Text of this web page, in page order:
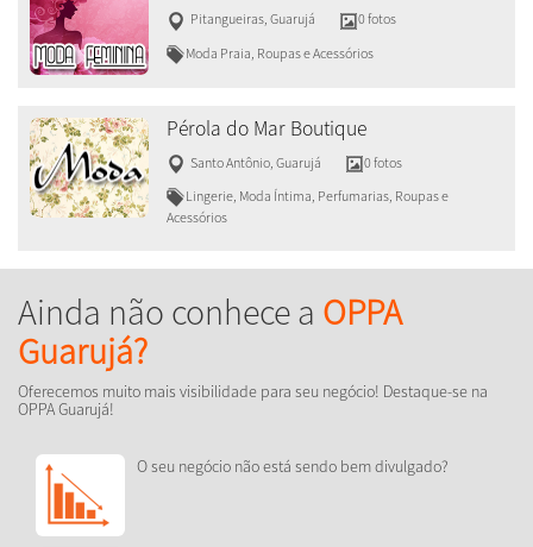
Pitangueiras, Guarujá
0 fotos
Moda Praia, Roupas e Acessórios
Pérola do Mar Boutique
Santo Antônio, Guarujá
0 fotos
Lingerie, Moda Íntima, Perfumarias, Roupas e
Acessórios
Ainda não conhece a OPPA
Guarujá?
Oferecemos muito mais visibilidade para seu negócio! Destaque-se na
OPPA Guarujá!
O seu negócio não está sendo bem divulgado?